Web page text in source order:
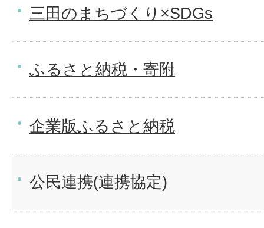
三田のまちづくり×SDGs
ふるさと納税・寄附
企業版ふるさと納税
公民連携(連携協定)